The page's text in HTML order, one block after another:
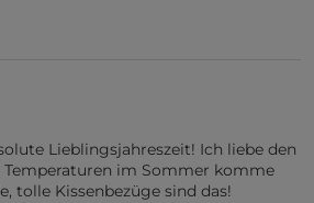
Lieblingsjahreszeit! Ich liebe den
Temperaturen im Sommer komme
tolle Kissenbezüge sind das!